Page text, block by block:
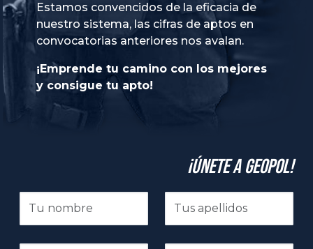
Estamos convencidos de la eficacia de
nuestro sistema, las cifras de aptos en
convocatorias anteriores nos avalan.
¡Emprende tu camino con los mejores
y consigue tu apto!
¡Únete a GeoPol!